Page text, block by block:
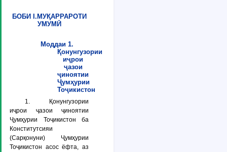
БОБИ I.МУҚАРРАРОТИ
УМУМӢ
Моддаи 1.
Қонунгузории
иҷрои
ҷазои
ҷиноятии
Ҷумҳурии
Тоҷикистон
1. Қонунгузории
иҷрои ҷазои ҷиноятии
Ҷумҳурии Тоҷикистон ба
Конститутсияи
(Сарқонуни) Ҷумҳурии
Тоҷикистон асос ёфта, аз